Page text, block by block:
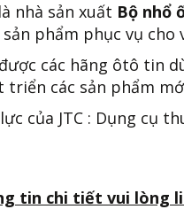
là nhà sản xuất Bộ nhổ
phẩm phục vụ cho
các hãng ôtô tin
triển các sản phẩm
của JTC : Dụng cụ
tin chi tiết vui lòng